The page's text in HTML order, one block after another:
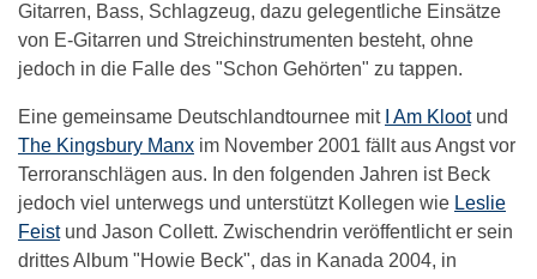
Gitarren, Bass, Schlagzeug, dazu gelegentliche Einsätze
von E-Gitarren und Streichinstrumenten besteht, ohne
jedoch in die Falle des "Schon Gehörten" zu tappen.
Eine gemeinsame Deutschlandtournee mit I Am Klootund
The Kingsbury Manx im November 2001 fällt aus Angst vor
Terroranschlägen aus. In den folgenden Jahren ist Beck
jedoch viel unterwegs und unterstützt Kollegen wie Leslie
Feistund Jason Collett. Zwischendrin veröffentlicht er sein
drittes Album "Howie Beck", das in Kanada 2004, in